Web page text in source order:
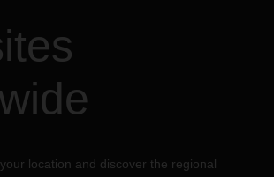
location and discover the regional